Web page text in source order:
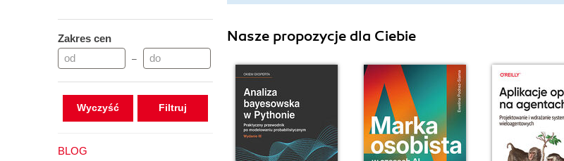
Zakres cen
–
Wyczyść
BLOG
Nasze propozycje dla Ciebie